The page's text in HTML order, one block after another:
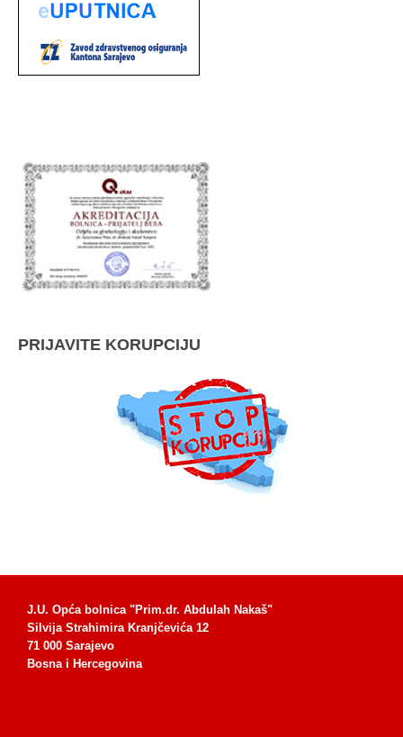
PRIJAVITE KORUPCIJU
J.U. Opća bolnica "Prim.dr. Abdulah Nakaš"
Silvija Strahimira Kranjčevića 12
71 000 Sarajevo
Bosna i Hercegovina